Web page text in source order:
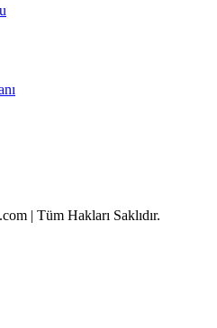
| Tüm Hakları Saklıdır.